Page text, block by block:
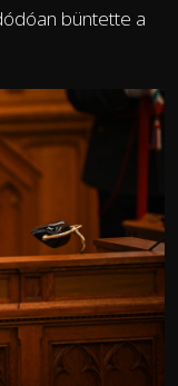
büntette a